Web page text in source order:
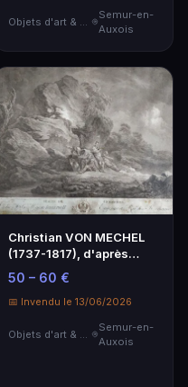
Objets d'art & Curiosités
Semur-en-
Auxois
Christian VON MECHEL
(1737-1817), d'après
Philippe-Jacques d…
50 – 60 €
📅 Invendu le 13/06/2026
Objets d'art & Curiosités
Semur-en-
Auxois